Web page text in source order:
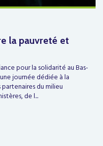
la pauvreté et
pour la solidarité au Bas-
journée dédiée à la
du milieu
de l...